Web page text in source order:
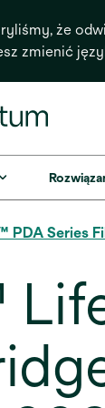
że
zmienić
PDA Series